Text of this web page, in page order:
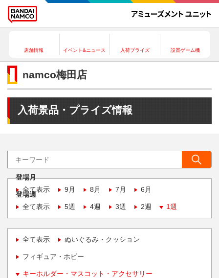
店舗情報 イベント&ニュース 入荷プライズ 設置ゲーム機
namco梅田店
入荷景品・プライズ情報
登場月
全て表示
9月 8月 7月 6月
登場週
全て表示
5週 4週 3週 2週 1週
全て表示 ぬいぐるみ・クッション
フィギュア・ホビー
キーホルダー・マスコット・アクセサリー